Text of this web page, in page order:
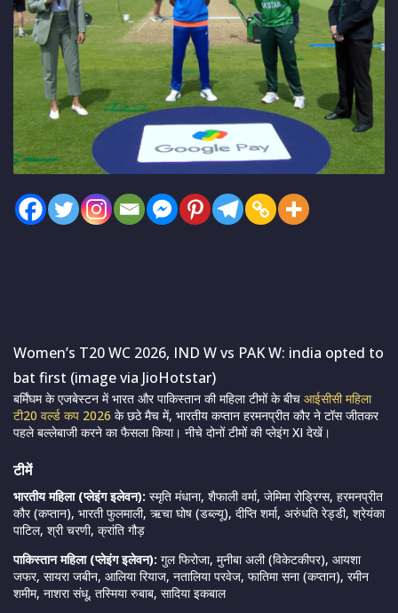
Women’s T20 WC 2026, IND W vs PAK W: india opted to
bat first (image via JioHotstar)
बर्मिंघम के एजबेस्टन में भारत और पाकिस्तान की महिला टीमों के बीच आईसीसी महिला
टी20 वर्ल्ड कप 2026 के छठे मैच में, भारतीय कप्तान हरमनप्रीत कौर ने टॉस जीतकर
पहले बल्लेबाजी करने का फैसला किया। नीचे दोनों टीमों की प्लेइंग XI देखें।
टीमें
भारतीय महिला (प्लेइंग इलेवन): स्मृति मंधाना, शैफाली वर्मा, जेमिमा रोड्रिग्स, हरमनप्रीत
कौर (कप्तान), भारती फुलमाली, ऋचा घोष (डब्ल्यू), दीप्ति शर्मा, अरुंधति रेड्डी, श्रेयंका
पाटिल, श्री चरणी, क्रांति गौड़
पाकिस्तान महिला (प्लेइंग इलेवन): गुल फिरोजा, मुनीबा अली (विकेटकीपर), आयशा
जफर, सायरा जबीन, आलिया रियाज, नतालिया परवेज, फातिमा सना (कप्तान), रमीन
शमीम, नाशरा संधू, तस्मिया रुबाब, सादिया इकबाल